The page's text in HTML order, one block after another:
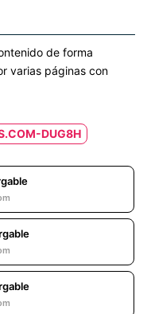
de forma
varias páginas con
DUG8H